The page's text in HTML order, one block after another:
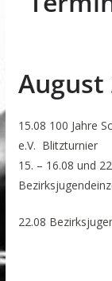
August
15.08 100 Jahre
e.V. Blitzturnier
15. – 16.08 und
22.08